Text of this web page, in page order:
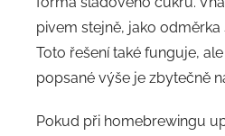
pivem stejně, jako
Toto řešení také funguje,
popsané výše je zbytečně
Pokud při homebrewingu